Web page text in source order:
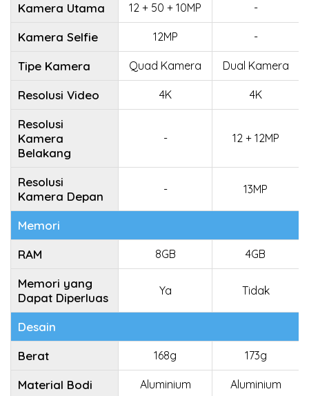
Kamera Utama
12 + 50 + 10MP -
Kamera Selfie 12MP -
Tipe Kamera Quad Kamera Dual Kamera
Resolusi Video 4K 4K
Resolusi
Kamera
Belakang
- 12 + 12MP
Resolusi
Kamera Depan
- 13MP
Memori
RAM
8GB 4GB
Memori yang
Dapat Diperluas
Ya Tidak
Desain
Berat
168g 173g
Material Bodi Aluminium Aluminium